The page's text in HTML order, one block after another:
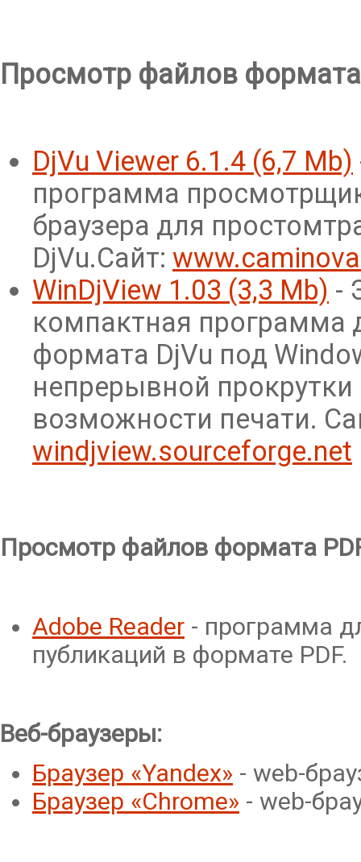
Просмотр файлов
DjVu Viewer 6.1.4 (6,7 Mb)
программа
браузера для
DjVu.Сайт:
WinDjView 1.03 (3,3 Mb) -
компактная программа
формата DjVu под
непрерывной
возможности печати.
windjview.sourceforge.net
Просмотр файлов формата
Adobe Reader - программа
публикаций в формате PDF.
Веб-браузеры:
Браузер «Yandex» - web-
Браузер «Chrome» - web-